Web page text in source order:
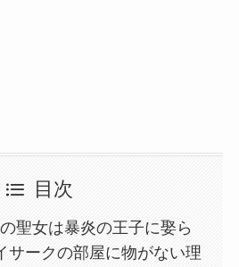
目次
聖女は暴炎の王子に娶ら
サークの部屋に物がない理